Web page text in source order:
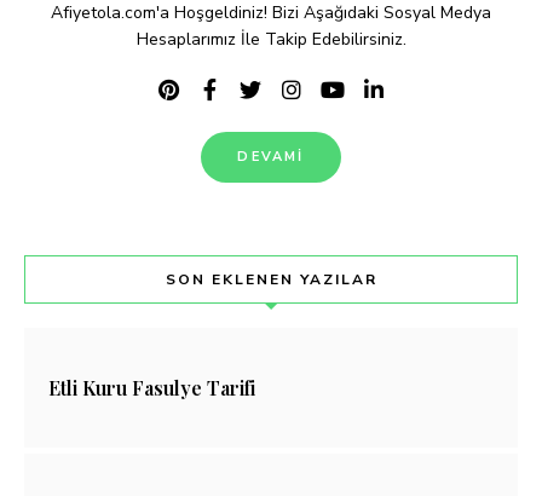
Afiyetola.com'a Hoşgeldiniz! Bizi Aşağıdaki Sosyal Medya
Hesaplarımız İle Takip Edebilirsiniz.
DEVAMI
SON EKLENEN YAZILAR
Etli Kuru Fasulye Tarifi